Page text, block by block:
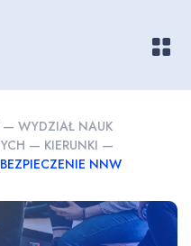
— WYDZIAŁ NAUK
— KIERUNKI —
NNW